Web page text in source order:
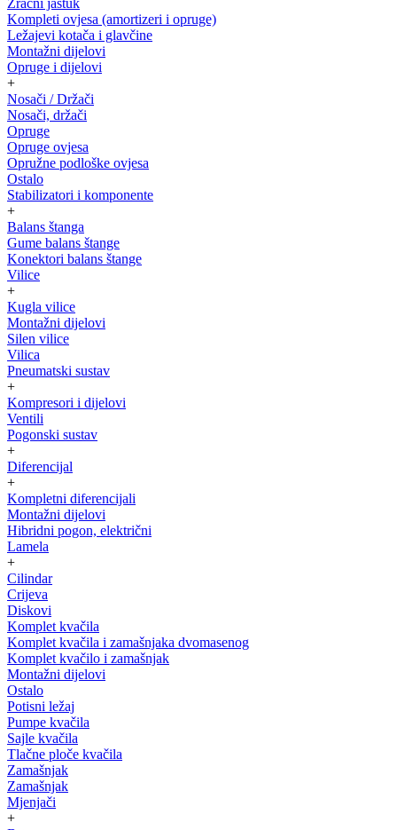
Zračni jastuk
Kompleti ovjesa (amortizeri i opruge)
Ležajevi kotača i glavčine
Montažni dijelovi
Opruge i dijelovi
+
Nosači / Držači
Nosači, držači
Opruge
Opruge ovjesa
Opružne podloške ovjesa
Ostalo
Stabilizatori i komponente
+
Balans štanga
Gume balans štange
Konektori balans štange
Vilice
+
Kugla vilice
Montažni dijelovi
Silen vilice
Vilica
Pneumatski sustav
+
Kompresori i dijelovi
Ventili
Pogonski sustav
+
Diferencijal
+
Kompletni diferencijali
Montažni dijelovi
Hibridni pogon, električni
Lamela
+
Cilindar
Crijeva
Diskovi
Komplet kvačila
Komplet kvačila i zamašnjaka dvomasenog
Komplet kvačilo i zamašnjak
Montažni dijelovi
Ostalo
Potisni ležaj
Pumpe kvačila
Sajle kvačila
Tlačne ploče kvačila
Zamašnjak
Zamašnjak
Mjenjači
+